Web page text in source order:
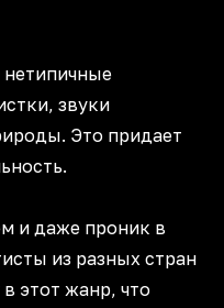
нетипичные
звуки
. Это придает
и даже проник в
из разных стран
этот жанр, что